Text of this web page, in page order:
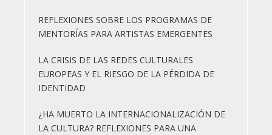
REFLEXIONES SOBRE LOS PROGRAMAS DE
MENTORÍAS PARA ARTISTAS EMERGENTES
LA CRISIS DE LAS REDES CULTURALES
EUROPEAS Y EL RIESGO DE LA PÉRDIDA DE
IDENTIDAD
¿HA MUERTO LA INTERNACIONALIZACIÓN DE
LA CULTURA? REFLEXIONES PARA UNA